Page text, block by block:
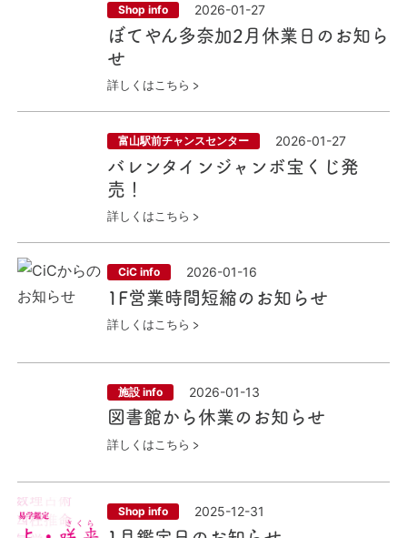
Shop info 2026-01-27
ぼてやん多奈加2月休業日のお知ら
せ
詳しくはこちら
富山駅前チャンスセンター 2026-01-27
バレンタインジャンボ宝くじ発
売！
詳しくはこちら
CiC info 2026-01-16
1F営業時間短縮のお知らせ
詳しくはこちら
施設 info 2026-01-13
図書館から休業のお知らせ
詳しくはこちら
Shop info 2025-12-31